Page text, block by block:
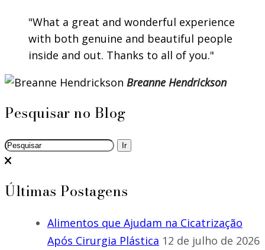
What a great and wonderful experience
with both genuine and beautiful people
inside and out. Thanks to all of you.
Breanne Hendrickson
Pesquisar no Blog
Últimas Postagens
Alimentos que Ajudam na Cicatrização
Após Cirurgia Plástica 12 de julho de 2026